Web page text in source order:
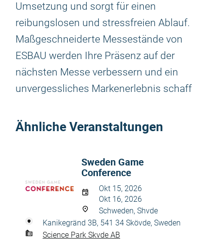
Umsetzung und sorgt für einen
reibungslosen und stressfreien Ablauf.
Maßgeschneiderte Messestände von
ESBAU werden Ihre Präsenz auf der
nächsten Messe verbessern und ein
unvergessliches Markenerlebnis schaff
Ähnliche Veranstaltungen
Sweden Game
Conference
Okt 15, 2026
Okt 16, 2026
Schweden, Shvde
Kanikegränd 3B, 541 34 Skövde, Sweden
Science Park Skvde AB